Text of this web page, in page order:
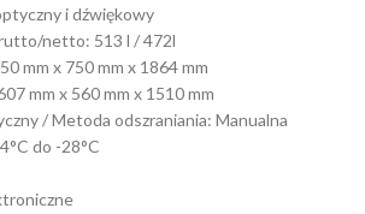
i dźwiękowy
netto: 513 l / 472l
mm x 750 mm x 1864 mm
mm x 560 mm x 1510 mm
/ Metoda odszraniania: Manualna
do -28°C